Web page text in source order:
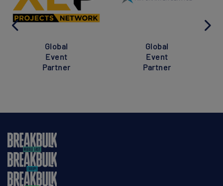
Global
Event
Partner
Global
Event
Partner